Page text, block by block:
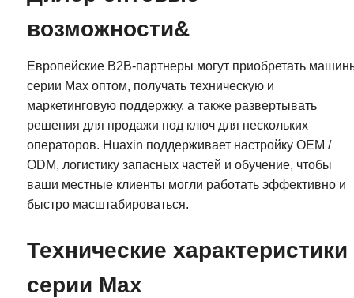
возможности&
Европейские B2B-партнеры могут приобретать
серии Max оптом, получать техническую и
маркетинговую поддержку, а также развертывать
решения для продажи под ключ для нескольких
операторов. Huaxin поддерживает настройку OEM /
ODM, логистику запасных частей и обучение, чтобы
ваши местные клиенты могли работать эффективно и
быстро масштабироваться.
Технические характеристики
серии Max